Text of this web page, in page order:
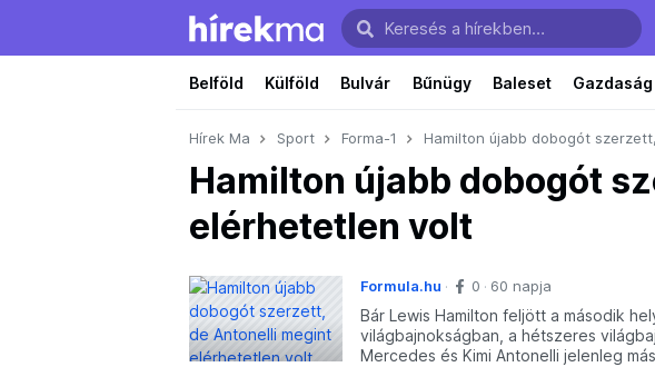
Belföld Külföld Bulvár Bűnügy Baleset Gazdaság
Hírek Ma Sport Forma-1 Hamilton újabb dobogót
Hamilton újabb dobogót
elérhetetlen volt
Formula.hu 0 60 napja
Bár Lewis Hamilton feljött a második
világbajnokságban, a hétszeres
Mercedes és Kimi Antonelli jelenleg